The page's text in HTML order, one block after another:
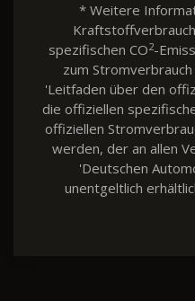
* Weitere
spezifischen CO2-
zum
'Leitfaden über den
die offiziellen
offiziellen
werden, der an allen
'Deutschen
unentgeltlich